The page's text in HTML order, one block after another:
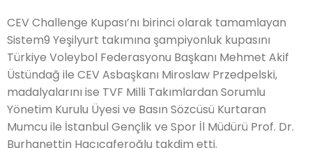
CEV Challenge Kupası’nı birinci olarak tamamlayan
Sistem9 Yeşilyurt takımına şampiyonluk kupasını
Türkiye Voleybol Federasyonu Başkanı Mehmet Akif
Üstündağ ile CEV Asbaşkanı Miroslaw Przedpelski,
madalyalarını ise TVF Milli Takımlardan Sorumlu
Yönetim Kurulu Üyesi ve Basın Sözcüsü Kurtaran
Mumcu ile İstanbul Gençlik ve Spor İl Müdürü Prof. Dr.
Burhanettin Hacıcaferoğlu takdim etti.